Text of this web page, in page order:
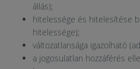
állás);
hitelessége és hitelesítése
hitelessége);
változatlansága igazolható
a jogosulatlan hozzáférés